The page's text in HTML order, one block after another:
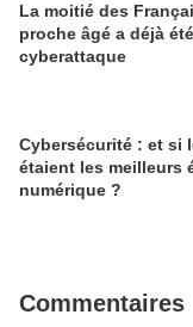
La moitié des
proche âgé a déjà
cyberattaque
Cybersécurité : et si
étaient les meilleurs
numérique ?
Commentaires